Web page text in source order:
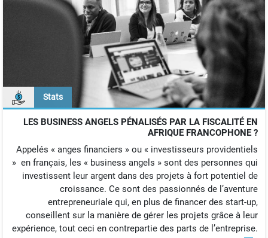
Stats
LES BUSINESS ANGELS PÉNALISÉS PAR LA FISCALITÉ EN
AFRIQUE FRANCOPHONE ?
Appelés « anges financiers » ou « investisseurs providentiels
» en français, les « business angels » sont des personnes qui
investissent leur argent dans des projets à fort potentiel de
croissance. Ce sont des passionnés de l’aventure
entrepreneuriale qui, en plus de financer des start-up,
conseillent sur la manière de gérer les projets grâce à leur
expérience, tout ceci en contrepartie des parts de l’entreprise.